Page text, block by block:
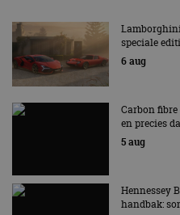
speciale
6 aug
Carbon
en precies
5 aug
Hennessey
handbak: